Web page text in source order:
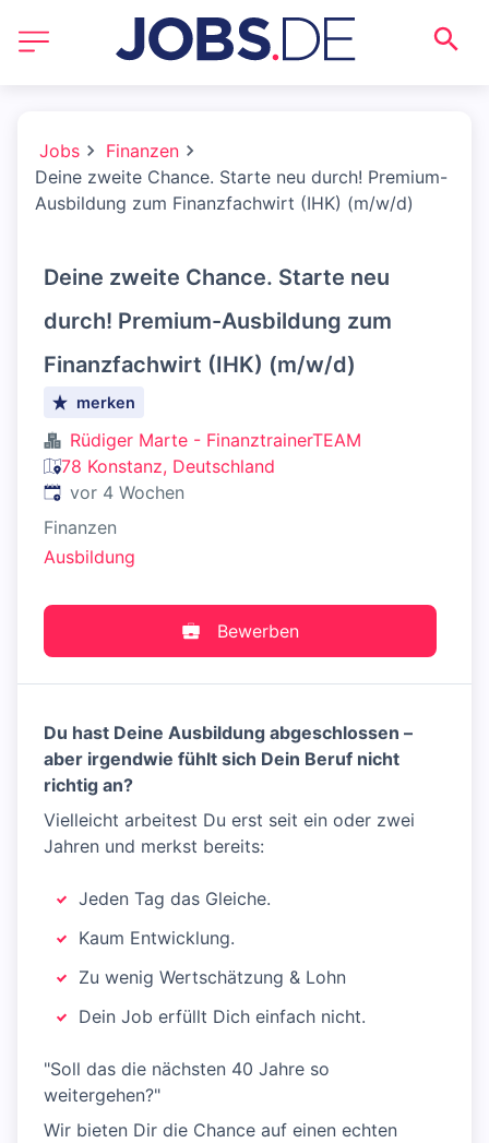
Jobs
Finanzen
Deine zweite Chance. Starte neu durch! Premium-
Ausbildung zum Finanzfachwirt (IHK) (m/w/d)
Deine zweite Chance. Starte neu
durch! Premium-Ausbildung zum
Finanzfachwirt (IHK) (m/w/d)
merken
Rüdiger Marte - FinanztrainerTEAM
78 Konstanz, Deutschland
Veröffentlicht:
vor 4 Wochen
Finanzen
Ausbildung
Bewerben
Du hast Deine Ausbildung abgeschlossen –
aber irgendwie fühlt sich Dein Beruf nicht
richtig an?
Vielleicht arbeitest Du erst seit ein oder zwei
Jahren und merkst bereits:
Jeden Tag das Gleiche.
Kaum Entwicklung.
Zu wenig Wertschätzung & Lohn
Dein Job erfüllt Dich einfach nicht.
"Soll das die nächsten 40 Jahre so
weitergehen?"
Wir bieten Dir die Chance auf einen echten